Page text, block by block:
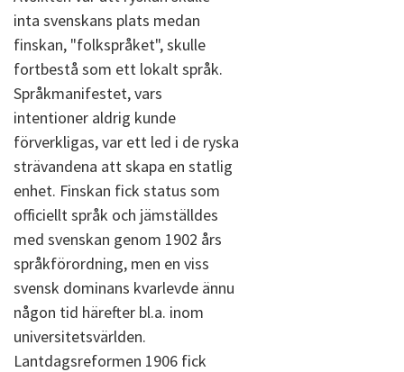
inta svenskans plats medan
finskan, "folkspråket", skulle
fortbestå som ett lokalt språk.
Språkmanifestet, vars
intentioner aldrig kunde
förverkligas, var ett led i de ryska
strävandena att skapa en statlig
enhet. Finskan fick status som
officiellt språk och jämställdes
med svenskan genom 1902 års
språkförordning, men en viss
svensk dominans kvarlevde ännu
någon tid härefter bl.a. inom
universitetsvärlden.
Lantdagsreformen 1906 fick